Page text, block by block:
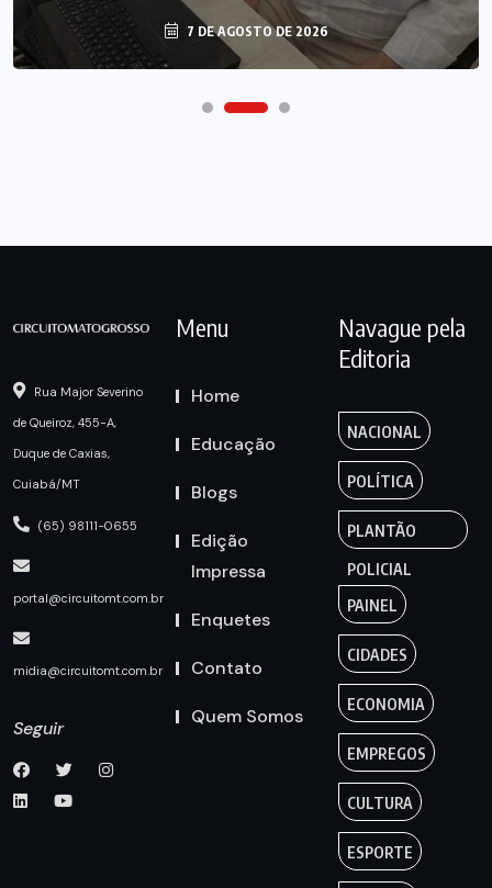
7 DE AGOSTO DE 2026
Rua Major Severino
de Queiroz, 455-A,
Duque de Caxias,
Cuiabá/MT
(65) 98111-0655
portal@circuitomt.com.br
midia@circuitomt.com.br
Seguir
Menu
Home
Educação
Blogs
Edição
Impressa
Enquetes
Contato
Quem Somos
Navague pela
Editoria
NACIONAL
POLÍTICA
PLANTÃO
POLICIAL
PAINEL
CIDADES
ECONOMIA
EMPREGOS
CULTURA
ESPORTE